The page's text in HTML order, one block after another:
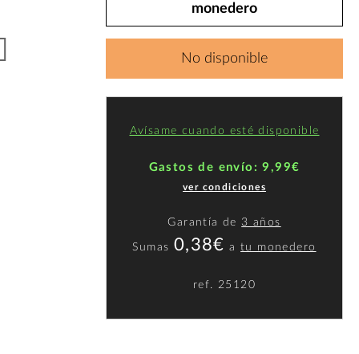
monedero
No disponible
Avísame cuando esté disponible
Gastos de envío: 9,99€
ver condiciones
Garantía de 3 años
Sumas 0,38€ atu monedero
ref. 25120